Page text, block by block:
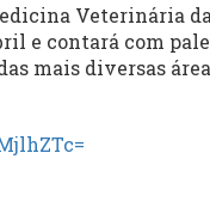
Veterinária
e contará com
mais diversas